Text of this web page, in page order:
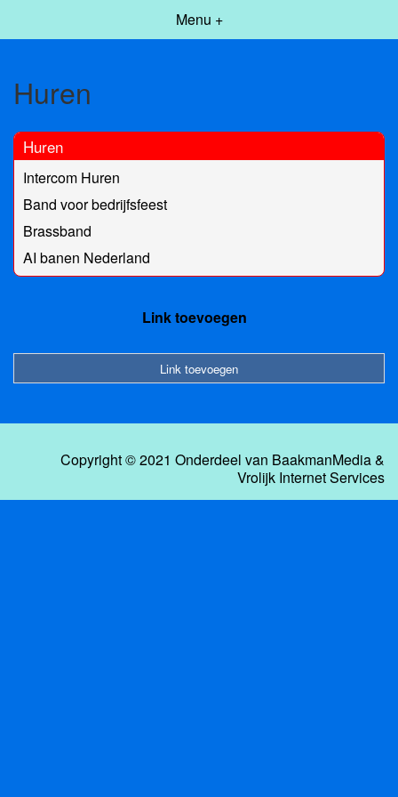
Menu +
Huren
Huren
Intercom Huren
Band voor bedrijfsfeest
Brassband
AI banen Nederland
Link toevoegen
Link toevoegen
Copyright © 2021 Onderdeel van BaakmanMedia&
Vrolijk Internet Services